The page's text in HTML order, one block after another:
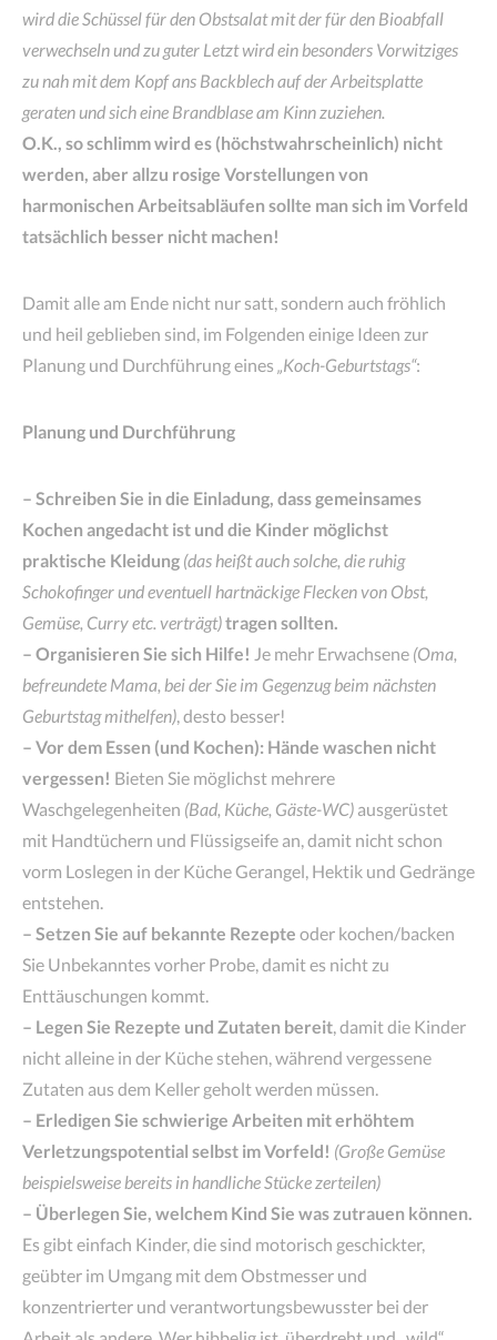
wird die Schüssel für den Obstsalat mit der für den Bioabfall
verwechseln und zu guter Letzt wird ein besonders Vorwitziges
zu nah mit dem Kopf ans Backblech auf der Arbeitsplatte
geraten und sich eine Brandblase am Kinn zuziehen.
O.K., so schlimm wird es (höchstwahrscheinlich) nicht
werden, aber allzu rosige Vorstellungen von
harmonischen Arbeitsabläufen sollte man sich im Vorfeld
tatsächlich besser nicht machen!
Damit alle am Ende nicht nur satt, sondern auch fröhlich
und heil geblieben sind, im Folgenden einige Ideen zur
Planung und Durchführung eines „Koch-Geburtstags“:
Planung und Durchführung
– Schreiben Sie in die Einladung, dass gemeinsames
Kochen angedacht ist und die Kinder möglichst
praktische Kleidung (das heißt auch solche, die ruhig
Schokofinger und eventuell hartnäckige Flecken von Obst,
Gemüse, Curry etc. verträgt)tragen sollten.
– Organisieren Sie sich Hilfe! Je mehr Erwachsene (Oma,
befreundete Mama, bei der Sie im Gegenzug beim nächsten
Geburtstag mithelfen), desto besser!
– Vor dem Essen (und Kochen): Hände waschen nicht
vergessen! Bieten Sie möglichst mehrere
Waschgelegenheiten (Bad, Küche, Gäste-WC) ausgerüstet
mit Handtüchern und Flüssigseife an, damit nicht schon
vorm Loslegen in der Küche Gerangel, Hektik und Gedränge
entstehen.
– Setzen Sie auf bekannte Rezepte oder kochen/backen
Sie Unbekanntes vorher Probe, damit es nicht zu
Enttäuschungen kommt.
– Legen Sie Rezepte und Zutaten bereit, damit die Kinder
nicht alleine in der Küche stehen, während vergessene
Zutaten aus dem Keller geholt werden müssen.
– Erledigen Sie schwierige Arbeiten mit erhöhtem
Verletzungspotential selbst im Vorfeld! (Große Gemüse
beispielsweise bereits in handliche Stücke zerteilen)
– Überlegen Sie, welchem Kind Sie was zutrauen können.
Es gibt einfach Kinder, die sind motorisch geschickter,
geübter im Umgang mit dem Obstmesser und
konzentrierter und verantwortungsbewusster bei der